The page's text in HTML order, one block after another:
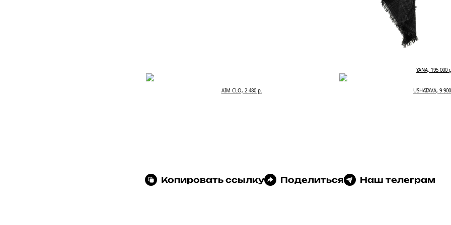
YANA, 195 000
AIM CLO, 2 480 р. USHATAVA, 9
Копировать ссылку Поделиться Наш телеграм